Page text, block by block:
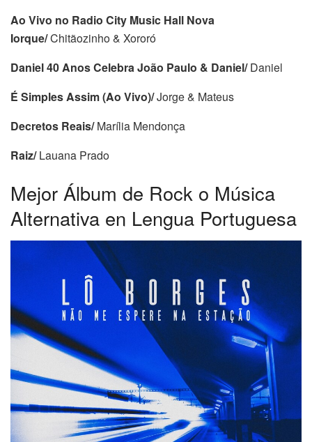
Ao Vivo no Radio City Music Hall Nova
Iorque/Chitãozinho & Xororó
Daniel 40 Anos Celebra João Paulo & Daniel/Daniel
É Simples Assim (Ao Vivo)/Jorge & Mateus
Decretos Reais/Marília Mendonça
Raiz/Lauana Prado
Mejor Álbum de Rock o Música
Alternativa en Lengua Portuguesa